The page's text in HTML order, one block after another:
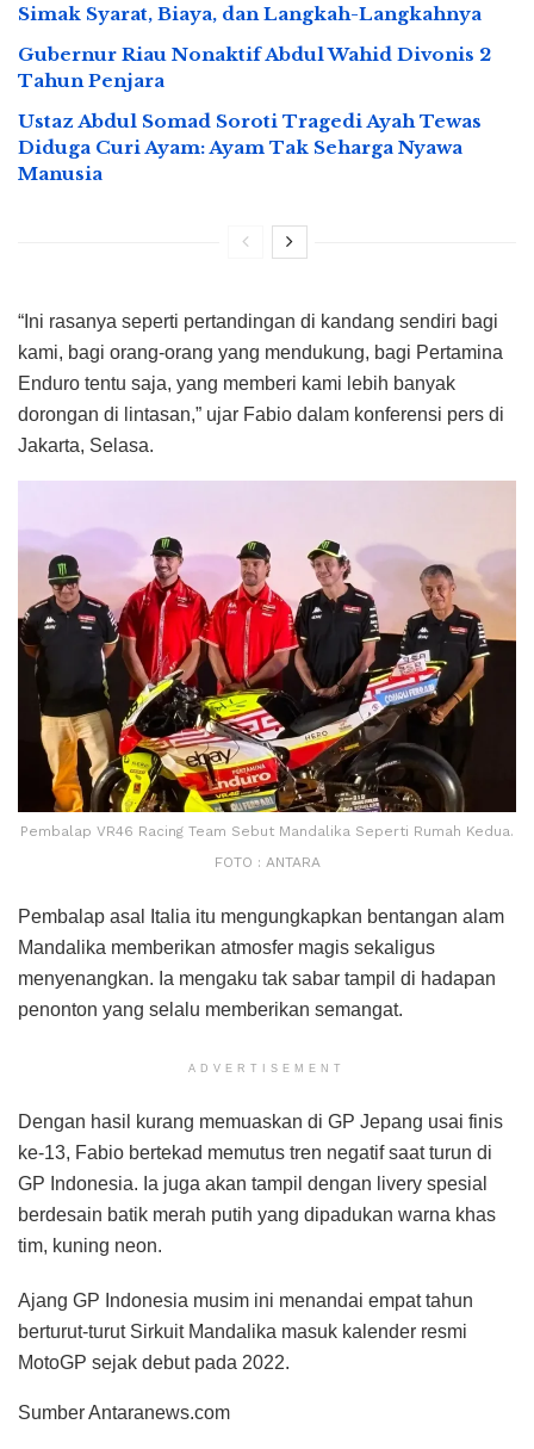
Simak Syarat, Biaya, dan Langkah-Langkahnya
Gubernur Riau Nonaktif Abdul Wahid Divonis 2
Tahun Penjara
Ustaz Abdul Somad Soroti Tragedi Ayah Tewas
Diduga Curi Ayam: Ayam Tak Seharga Nyawa
Manusia
“Ini rasanya seperti pertandingan di kandang sendiri bagi
kami, bagi orang-orang yang mendukung, bagi Pertamina
Enduro tentu saja, yang memberi kami lebih banyak
dorongan di lintasan,” ujar Fabio dalam konferensi pers di
Jakarta, Selasa.
Pembalap VR46 Racing Team Sebut Mandalika Seperti Rumah Kedua.
FOTO : ANTARA
Pembalap asal Italia itu mengungkapkan bentangan alam
Mandalika memberikan atmosfer magis sekaligus
menyenangkan. Ia mengaku tak sabar tampil di hadapan
penonton yang selalu memberikan semangat.
ADVERTISEMENT
Dengan hasil kurang memuaskan di GP Jepang usai finis
ke-13, Fabio bertekad memutus tren negatif saat turun di
GP Indonesia. Ia juga akan tampil dengan livery spesial
berdesain batik merah putih yang dipadukan warna khas
tim, kuning neon.
Ajang GP Indonesia musim ini menandai empat tahun
berturut-turut Sirkuit Mandalika masuk kalender resmi
MotoGP sejak debut pada 2022.
Sumber Antaranews.com